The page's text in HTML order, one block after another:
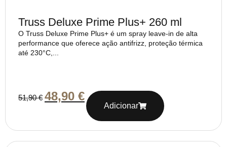
Truss Deluxe Prime Plus+ 260 ml
O Truss Deluxe Prime Plus+ é um spray leave-in de alta
performance que oferece ação antifrizz, proteção térmica
até 230°C,...
51,90€ 48,90 €
Adicionar